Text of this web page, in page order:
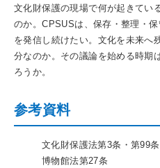
文化財保護の現場で何が起きてい
のか。CPSUSは、保存・整理・
を発信し続けたい。文化を未来へ
分なのか。その議論を始める時期
ろうか。
参考資料
文化財保護法第3条・第99条
博物館法第27条